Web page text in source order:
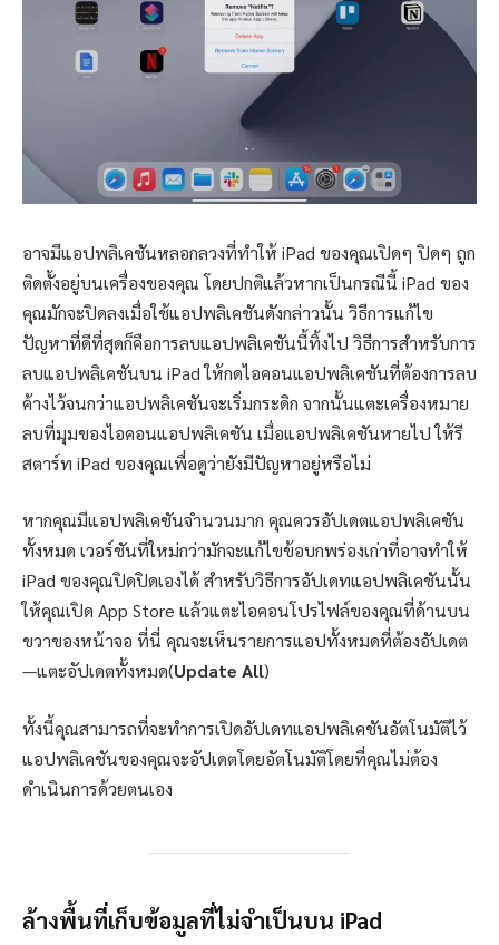
อาจมีแอปพลิเคชันหลอกลวงที่ทำให้ iPad ของคุณเปิดๆ ปิดๆ ถูก
ติดตั้งอยู่บนเครื่องของคุณ โดยปกติแล้วหากเป็นกรณีนี้ iPad ของ
คุณมักจะปิดลงเมื่อใช้แอปพลิเคชันดังกล่าวนั้น วิธีการแก้ไข
ปัญหาที่ดีที่สุดก็คือการลบแอปพลิเคชันนี้ทิ้งไป วิธีการสำหรับการ
ลบแอปพลิเคชันบน iPad ให้กดไอคอนแอปพลิเคชันที่ต้องการลบ
ค้างไว้จนกว่าแอปพลิเคชันจะเริ่มกระดิก จากนั้นแตะเครื่องหมาย
ลบที่มุมของไอคอนแอปพลิเคชัน เมื่อแอปพลิเคชันหายไป ให้รี
สตาร์ท iPad ของคุณเพื่อดูว่ายังมีปัญหาอยู่หรือไม่
หากคุณมีแอปพลิเคชันจำนวนมาก คุณควรอัปเดตแอปพลิเคชัน
ทั้งหมด เวอร์ชันที่ใหม่กว่ามักจะแก้ไขข้อบกพร่องเก่าที่อาจทำให้
iPad ของคุณปิดปิดเองได้ สำหรับวิธีการอัปเดทแอปพลิเคชันนั้น
ให้คุณเปิด App Store แล้วแตะไอคอนโปรไฟล์ของคุณที่ด้านบน
ขวาของหน้าจอ ที่นี่ คุณจะเห็นรายการแอปทั้งหมดที่ต้องอัปเดต
—แตะอัปเดตทั้งหมด(Update All)
ทั้งนี้คุณสามารถที่จะทำการเปิดอัปเดทแอปพลิเคชันอัตโนมัติไว้
แอปพลิเคชันของคุณจะอัปเดตโดยอัตโนมัติโดยที่คุณไม่ต้อง
ดำเนินการด้วยตนเอง
ล้างพื้นที่เก็บข้อมูลที่ไม่จำเป็นบน iPad